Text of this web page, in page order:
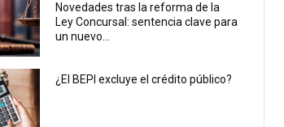
Novedades tras la reforma de la
Ley Concursal: sentencia clave para
un nuevo...
¿El BEPI excluye el crédito público?